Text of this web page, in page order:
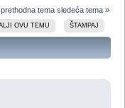
tema sledeća tema »
OVU TEMU ŠTAMPAJ